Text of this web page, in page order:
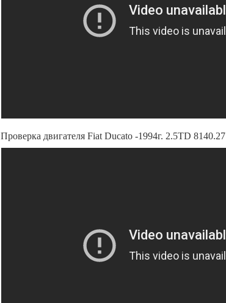
Проверка двигателя Fiat Ducato -1994г. 2.5TD 8140.27